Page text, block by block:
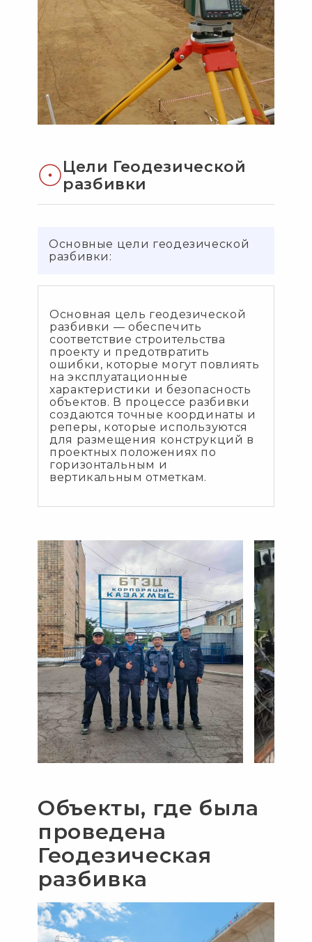
Цели Геодезической
разбивки
Основные цели геодезической
разбивки:
Основная цель геодезической
разбивки — обеспечить
соответствие строительства
проекту и предотвратить
ошибки, которые могут повлиять
на эксплуатационные
характеристики и безопасность
объектов. В процессе разбивки
создаются точные координаты и
реперы, которые используются
для размещения конструкций в
проектных положениях по
горизонтальным и
вертикальным отметкам.
Объекты, где была
проведена
Геодезическая
разбивка